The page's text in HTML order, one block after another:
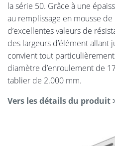
la série 50. Grâce à une
au remplissage en mousse
d’excellentes valeurs de
des largeurs d’élément allant
convient tout
diamètre d’enroulement de
tablier de 2.000 mm.
Vers les détails du produit